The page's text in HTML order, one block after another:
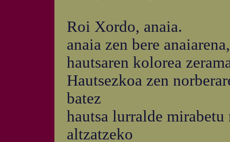
Roi Xordo, anaia.
anaia zen bere
hautsaren kolorea
Hautsezkoa zen
batez
hautsa lurralde
altzatzeko